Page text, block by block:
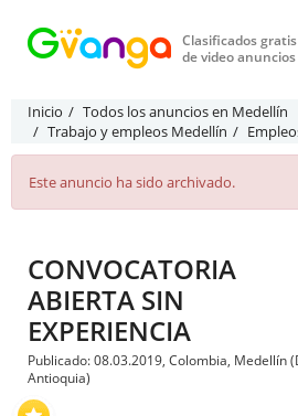
Clasificados
de video anuncios
Inicio
Todos los anuncios en Medellín
Trabajo y empleos Medellín
Este anuncio ha sido archivado.
CONVOCATORIA
ABIERTA SIN
EXPERIENCIA
Publicado: 08.03.2019, Colombia, Medellín
Antioquia)